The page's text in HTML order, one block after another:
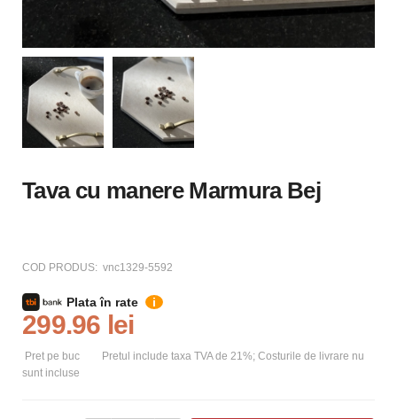
Tava cu manere Marmura Bej
COD PRODUS: vnc1329-5592
Plata în rate i
299.96 lei
Pret pe buc
Pretul include taxa TVA de 21%; Costurile de livrare nu
sunt incluse